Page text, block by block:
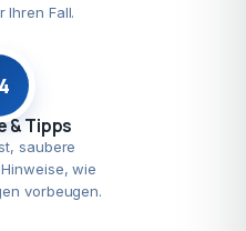
Ihren Fall.
& Tipps
saubere
wie
vorbeugen.